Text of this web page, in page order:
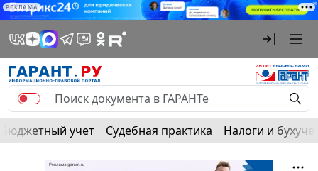
РЕКЛАМА
Бюджетный учет Судебная практика Налоги и